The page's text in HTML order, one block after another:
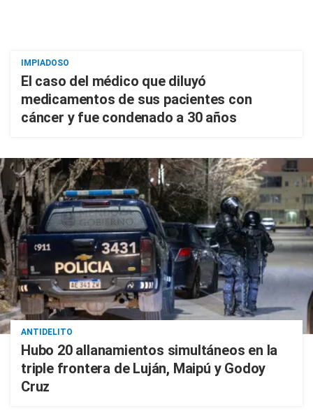
IMPIADOSO
El caso del médico que diluyó
medicamentos de sus pacientes con
cáncer y fue condenado a 30 años
ANTIDELITO
Hubo 20 allanamientos simultáneos en la
triple frontera de Luján, Maipú y Godoy
Cruz